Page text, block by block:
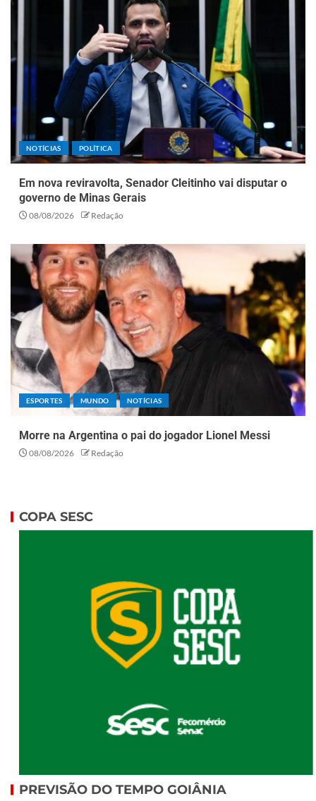
NOTÍCIAS POLÍTICA
Em nova reviravolta, Senador Cleitinho vai disputar o
governo de Minas Gerais
08/08/2026 Redação
ESPORTES MUNDO NOTÍCIAS
Morre na Argentina o pai do jogador Lionel Messi
08/08/2026 Redação
COPA SESC
PREVISÃO DO TEMPO GOIÂNIA